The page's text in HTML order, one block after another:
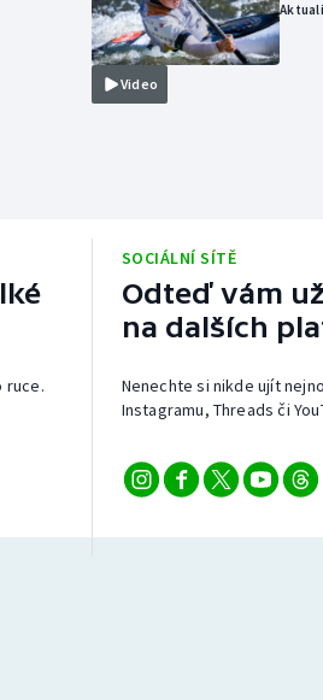
Video
ruce.
SOCIÁLNÍ SÍTĚ
Odteď vám
na dalších
Nenechte si nikde ujít
Instagramu, Threads či